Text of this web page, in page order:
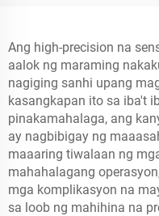
Ang high-precision na
aalok ng maraming
nagiging sanhi upang
kasangkapan ito sa iba't
pinakamahalaga, ang
ay nagbibigay ng
maaaring tiwalaan ng
mahahalagang
mga komplikasyon na
sa loob ng mahihina na